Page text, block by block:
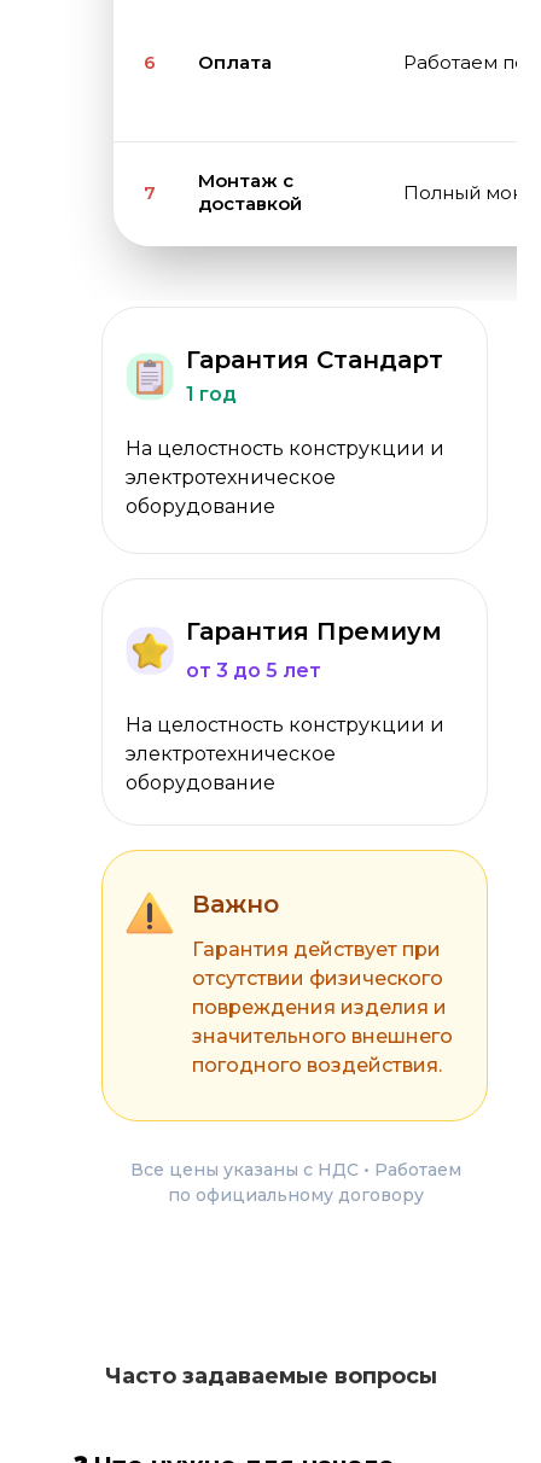
6
7
Работаем
Полный
Оплата
Монтаж с
доставкой
Гарантия Стандарт
1 год
На целостность конструкции и
электротехническое
оборудование
На целостность конструкции и
электротехническое
оборудование
Гарантия Премиум
от 3 до 5 лет
Важно
Гарантия действует при
отсутствии физического
повреждения изделия и
значительного внешнего
погодного воздействия.
Все цены указаны с НДС • Работаем
по официальному договору
Часто задаваемые вопросы